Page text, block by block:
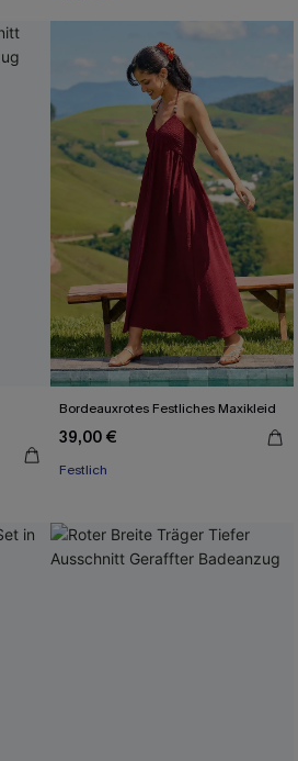
Bordeauxrotes Festliches Maxikleid
39,00 €
Festlich